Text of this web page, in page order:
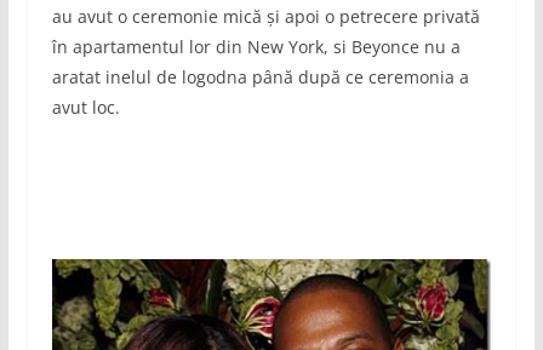
au avut o ceremonie mică și apoi o petrecere privată
în apartamentul lor din New York, si Beyonce nu a
aratat inelul de logodna până după ce ceremonia a
avut loc.